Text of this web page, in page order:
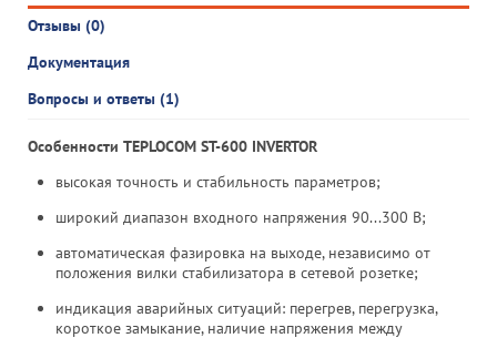
Отзывы (0)
Документация
Вопросы и ответы (1)
Особенности TEPLOCOM ST-600 INVERTOR
высокая точность и стабильность параметров;
широкий диапазон входного напряжения 90...300 В;
автоматическая фазировка на выходе, независимо от
положения вилки стабилизатора в сетевой розетке;
индикация аварийных ситуаций: перегрев, перегрузка,
короткое замыкание, наличие напряжения между